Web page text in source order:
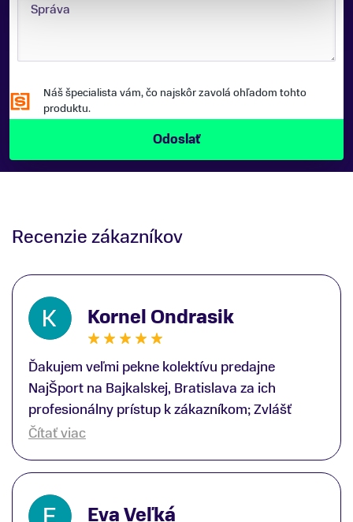
Náš špecialista vám, čo najskôr zavolá ohľadom tohto
produktu.
Recenzie zákazníkov
Kornel Ondrasik
Ďakujem veľmi pekne kolektívu predajne
NajŠport na Bajkalskej, Bratislava za ich
profesionálny prístup k zákazníkom; Zvlášť
ďakujem špecialistovi Martinovi Gunišovi za
lyžiarskej obuvi, ako aj prilby.. všetko značka
Atomic; Pán Martin Guniš mi svojou
odbornosťou otvoril nové obzory a dozvedel
Čítať viac
Eva Veľká